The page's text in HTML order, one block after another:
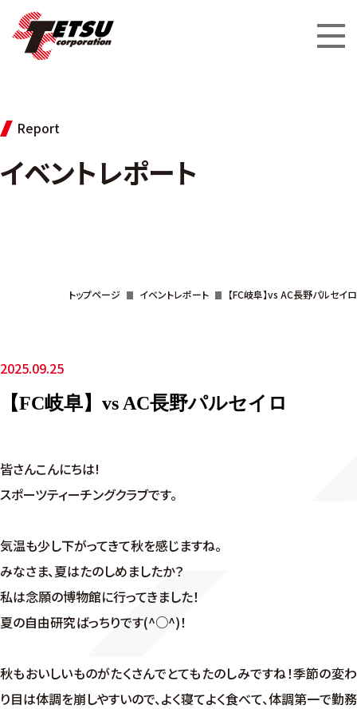
Report
イベントレポート
トップページ イベントレポート 【FC岐阜】vs AC長野パルセイロ
2025.09.25
【FC岐阜】vs AC長野パルセイロ
皆さんこんにちは!
スポーツティーチングクラブです。
気温も少し下がってきて秋を感じますね。
みなさま、夏はたのしめましたか？
私は念願の博物館に行ってきました！
夏の自由研究ばっちりです(^○^)！
秋もおいしいものがたくさんでとてもたのしみですね！季節の変わ
り目は体調を崩しやすいので、よく寝てよく食べて、体調第一で勤務